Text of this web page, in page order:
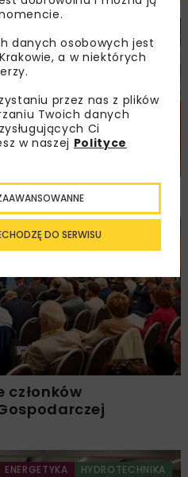
ARCHIWUM NBI WYDARZENIA
ARCHIWUM NBI WYDARZENIA
członków
ENERGETYKA
HYDROTECHNIKA
danych osobowych jest
a w niektórych
przez nas z plików
Twoich danych
Ci
w naszej Polityce
DO SERWISU